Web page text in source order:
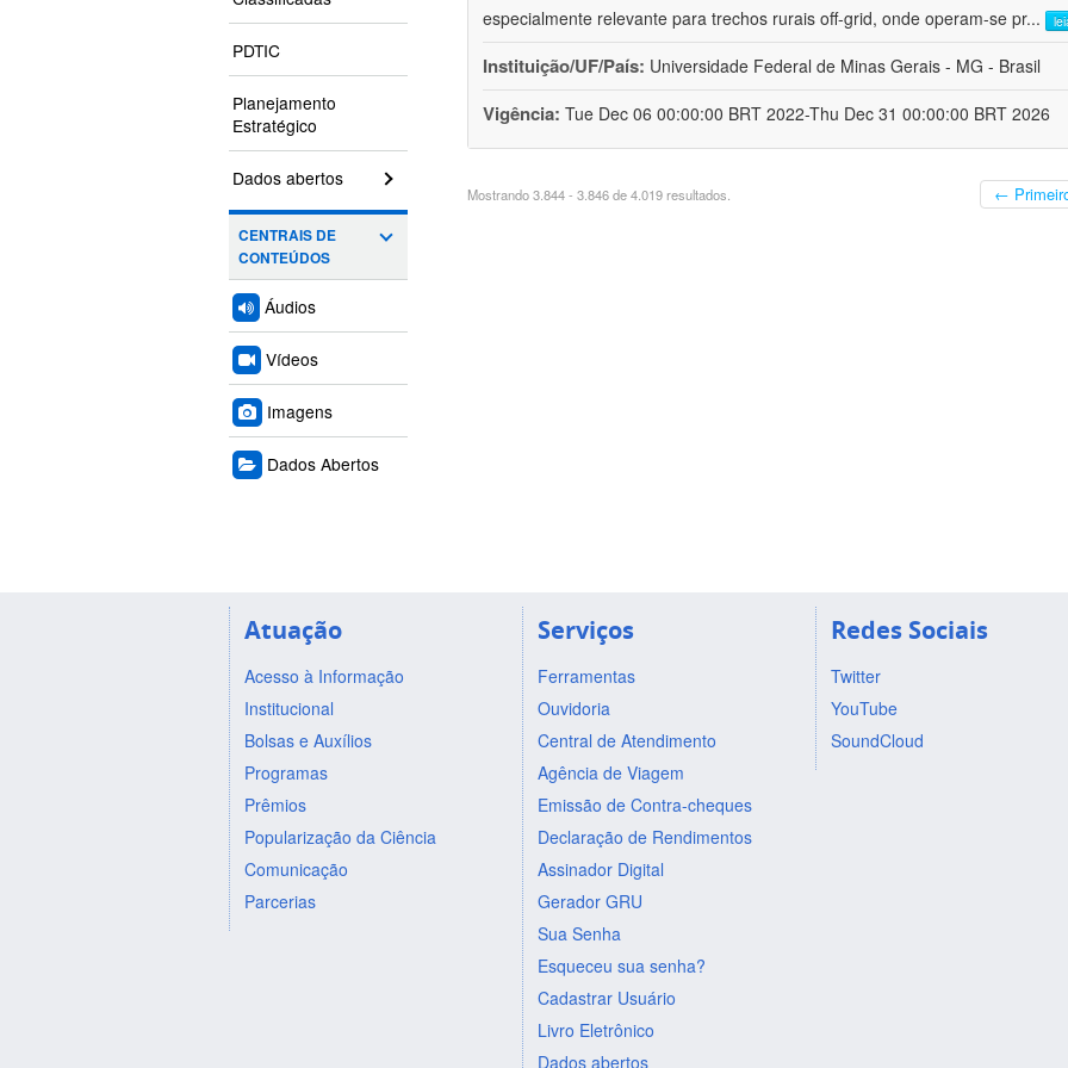
PDTIC
Planejamento
Estratégico
Dados abertos
CENTRAIS DE
CONTEÚDOS
Áudios
Vídeos
Imagens
Dados Abertos
especialmente relevante para trechos rurais off-grid, onde operam-se pr...
Instituição/UF/País: Universidade Federal de Minas Gerais - MG - Brasil
Vigência: Tue Dec 06 00:00:00 BRT 2022-Thu Dec 31 00:00:00 BRT 2026
Mostrando 3.844 - 3.846 de 4.019 resultados. ←
Atuação
Acesso à Informação
Institucional
Bolsas e Auxílios
Programas
Prêmios
Popularização da Ciência
Comunicação
Parcerias
Serviços
Ferramentas
Ouvidoria
Central de Atendimento
Agência de Viagem
Emissão de Contra-cheques
Declaração de Rendimentos
Assinador Digital
Gerador GRU
Sua Senha
Esqueceu sua senha?
Cadastrar Usuário
Livro Eletrônico
Dados abertos
Redes Sociais
Twitter
YouTube
SoundCloud